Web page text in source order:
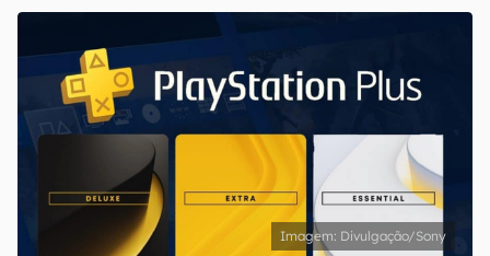
Divulgação/Sony